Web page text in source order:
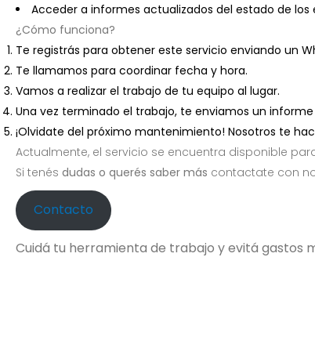
Acceder a informes actualizados del estado de los
¿Cómo funciona?
Te registrás para obtener este servicio enviando un
Te llamamos para coordinar fecha y hora.
Vamos a realizar el trabajo de tu equipo al lugar.
Una vez terminado el trabajo, te enviamos un informe
¡Olvidate del próximo mantenimiento! Nosotros te
Actualmente, el servicio se encuentra disponible
Si tenés dudas o querés saber más contactate con
Contacto
Cuidá tu herramienta de trabajo y evitá gastos